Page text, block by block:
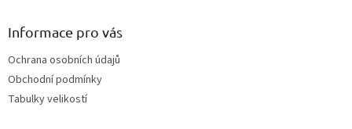
Informace pro vás
Ochrana osobních údajů
Obchodní podmínky
Tabulky velikostí